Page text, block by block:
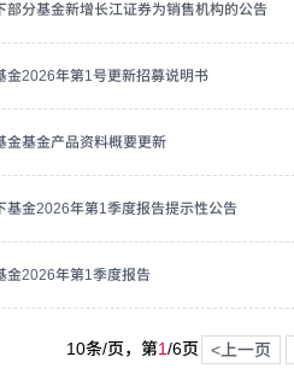
分基金新增长江证券为销售机构的公告
金2026年第1号更新招募说明书
金基金产品资料概要更新
基金2026年第1季度报告提示性公告
金2026年第1季度报告
10条/页，第1/6页 <上一页